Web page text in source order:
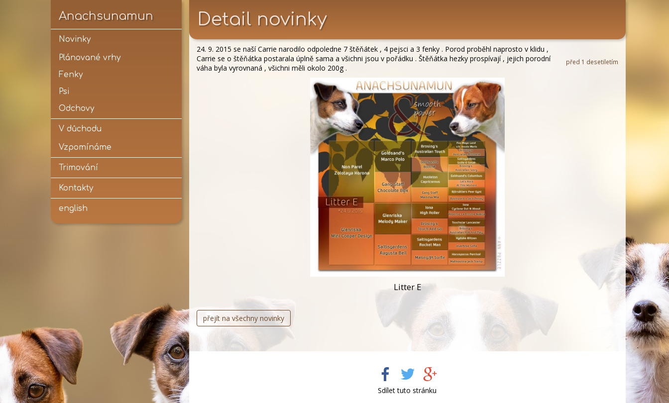
Anachsunamun
Novinky
Plánované vrhy
Fenky
Psi
Odchovy
V důchodu
Vzpomínáme
Trimování
Kontakty
english
Detail novinky
před 1 desetiletím
24. 9. 2015 se naší Carrie narodilo odpoledne 7 štěňátek , 4 pejsci a 3 fenky . Porod proběhl naprosto v klidu ,
Carrie se o štěňátka postarala úplně sama a všichni jsou v pořádku . Štěňátka hezky prospívají , jejich porodní
váha byla vyrovnaná , všichni měli okolo 200g .
Litter E
přejít na všechny novinky
Sdílet tuto stránku